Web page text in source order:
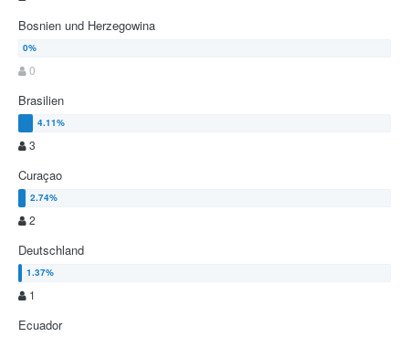
Bosnien und Herzegowina
0
Brasilien
3
Curaçao
2
Deutschland
1
Ecuador